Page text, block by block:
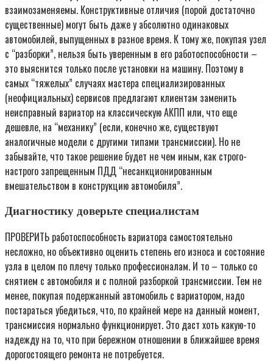
взаимозаменяемы. Конструктивные отличия (порой достаточно
существенные) могут быть даже у абсолютно одинаковых
автомобилей, выпущенных в разное время. К тому же, покупая узел
с “разборки”, нельзя быть уверенным в его работоспособности –
это выяснится только после установки на машину. Поэтому в
самых “тяжелых” случаях мастера специализированных
(неофициальных) сервисов предлагают клиентам заменить
неисправный вариатор на классическую АКПП или, что еще
дешевле, на “механику” (если, конечно же, существуют
аналогичные модели с другими типами трансмиссии). Но не
забывайте, что такое решение будет не чем иным, как строго-
настрого запрещенным ПДД “несанкционированным
вмешательством в конструкцию автомобиля”.
Диагностику доверьте специалистам
ПРОВЕРИТЬ работоспособность вариатора самостоятельно
несложно, но объективно оценить степень его износа и состояние
узла в целом по плечу только профессионалам. И то – только со
снятием с автомобиля и с полной разборкой трансмиссии. Тем не
менее, покупая подержанный автомобиль с вариатором, надо
постараться убедиться, что, по крайней мере на данный момент,
трансмиссия нормально функционирует. Это даст хоть какую-то
надежду на то, что при бережном отношении в ближайшее время
дорогостоящего ремонта не потребуется.